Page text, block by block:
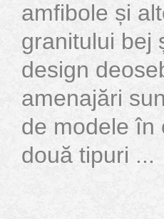
amfibole și
granitului bej
design
amenajări
de modele în
două tipuri ...